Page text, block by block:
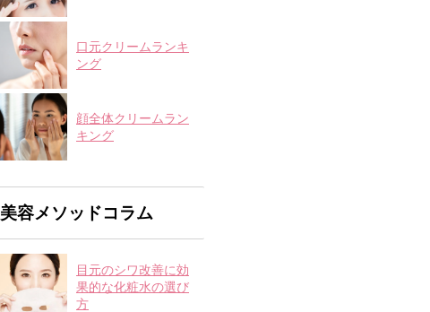
口元クリームランキ
ング
顔全体クリームラン
キング
美容メソッドコラム
目元のシワ改善に効
果的な化粧水の選び
方